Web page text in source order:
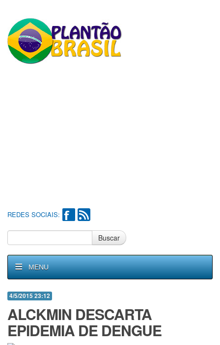
REDES SOCIAIS:
Buscar
MENU
4/5/2015 23:12
ALCKMIN DESCARTA
EPIDEMIA DE DENGUE